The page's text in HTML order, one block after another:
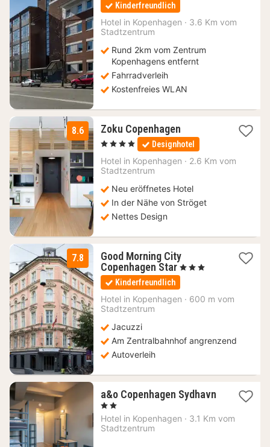
ab
84,44
€
Kinderfreundlich
Hotel in Kopenhagen · 3.6 Km vom
Stadtzentrum
Rund 2km vom Zentrum
Kopenhagens entfernt
Fahrradverleih
Kostenfreies WLAN
8.6 Zoku Copenhagen1
Nacht
ab
149,16
, 4 Sterne Designhotel
Hotel in Kopenhagen · 2.6 Km vom
Stadtzentrum
Neu eröffnetes Hotel
In der Nähe von Ströget
Nettes Design
7.8
Good Morning City
Copenhagen Star1
Nacht
ab
152,50
, 3 Sterne
Kinderfreundlich
Hotel in Kopenhagen · 600 m vom
Stadtzentrum
Jacuzzi
Am Zentralbahnhof angrenzend
Autoverleih
a&o Copenhagen Sydhavn
1
Nacht
ab
, 2 Sterne
Hotel in Kopenhagen · 3.1 Km vom
Stadtzentrum